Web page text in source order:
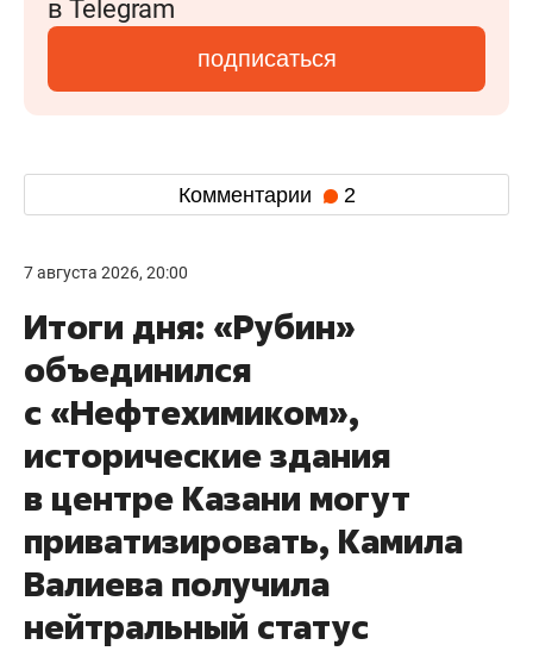
в Telegram
подписаться
Комментарии 2
7 августа 2026, 20:00
Итоги дня: «Рубин»
объединился
с «Нефтехимиком»,
исторические здания
в центре Казани могут
приватизировать, Камила
Валиева получила
нейтральный статус